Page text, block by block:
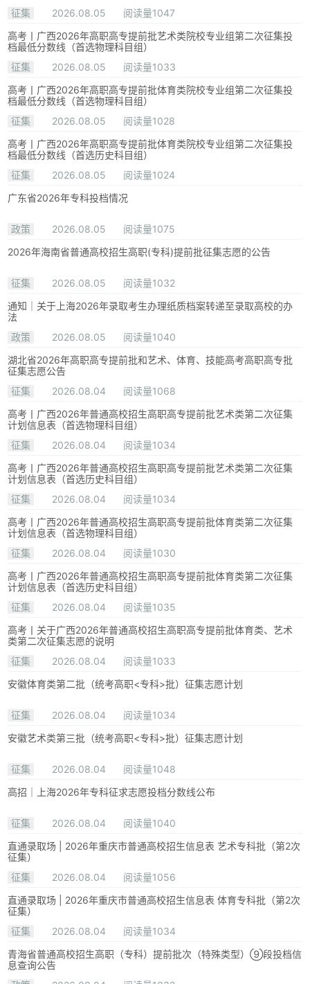
征集
2026.08.05
阅读量1047
高考丨广西2026年高职高专提前批艺术类院校专业组第二次征集投
档最低分数线（首选物理科目组）
征集
2026.08.05
阅读量1033
高考丨广西2026年高职高专提前批体育类院校专业组第二次征集投
档最低分数线（首选物理科目组）
征集
2026.08.05
阅读量1028
高考丨广西2026年高职高专提前批体育类院校专业组第二次征集投
档最低分数线（首选历史科目组）
征集
2026.08.05
阅读量1024
广东省2026年专科投档情况
政策 2026.08.05
阅读量1075
2026年海南省普通高校招生高职(专科)提前批征集志愿的公告
征集 2026.08.05
阅读量1032
通知｜关于上海2026年录取考生办理纸质档案转递至录取高校的办
法
政策
2026.08.05
阅读量1040
湖北省2026年高职高专提前批和艺术、体育、技能高考高职高专批
征集志愿公告
征集
2026.08.04
阅读量1068
高考丨广西2026年普通高校招生高职高专提前批艺术类第二次征集
计划信息表（首选物理科目组）
征集
2026.08.04
阅读量1034
高考丨广西2026年普通高校招生高职高专提前批艺术类第二次征集
计划信息表（首选历史科目组）
征集
2026.08.04
阅读量1034
高考丨广西2026年普通高校招生高职高专提前批体育类第二次征集
计划信息表（首选物理科目组）
征集
2026.08.04
阅读量1030
高考丨广西2026年普通高校招生高职高专提前批体育类第二次征集
计划信息表（首选历史科目组）
征集
2026.08.04
阅读量1035
高考丨关于广西2026年普通高校招生高职高专提前批体育类、艺术
类第二次征集志愿的说明
征集
2026.08.04
阅读量1033
安徽体育类第二批（统考高职<专科>批）征集志愿计划
征集 2026.08.04
阅读量1034
安徽艺术类第三批（统考高职<专科>批）征集志愿计划
征集 2026.08.04
阅读量1048
高招｜上海2026年专科征求志愿投档分数线公布
征集 2026.08.04
阅读量1040
直通录取场 | 2026年重庆市普通高校招生信息表 艺术专科批（第2次
征集）
征集
2026.08.04
阅读量1056
直通录取场 | 2026年重庆市普通高校招生信息表 体育专科批（第2次
征集）
征集
2026.08.04
阅读量1034
青海省普通高校招生高职（专科）提前批次（特殊类型）⑨段投档信
息查询公告